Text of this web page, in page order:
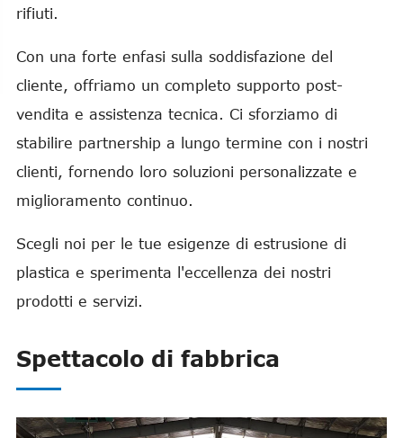
rifiuti.
Con una forte enfasi sulla soddisfazione del
cliente, offriamo un completo supporto post-
vendita e assistenza tecnica. Ci sforziamo di
stabilire partnership a lungo termine con i nostri
clienti, fornendo loro soluzioni personalizzate e
miglioramento continuo.
Scegli noi per le tue esigenze di estrusione di
plastica e sperimenta l'eccellenza dei nostri
prodotti e servizi.
Spettacolo di fabbrica